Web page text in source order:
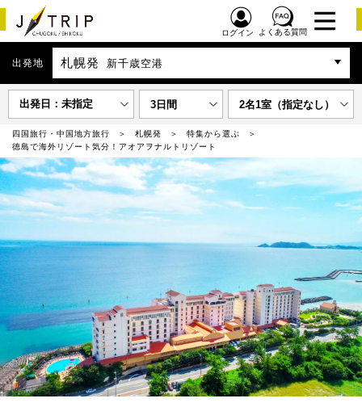
ログイン よくある質問
出発地 札幌発 新千歳空港
出発日：未指定 3日間 2名1室（指定なし）
四国旅行・中国地方旅行 札幌発
特集から選ぶ
徳島で海外リゾート気分！アオアヲナルトリゾート